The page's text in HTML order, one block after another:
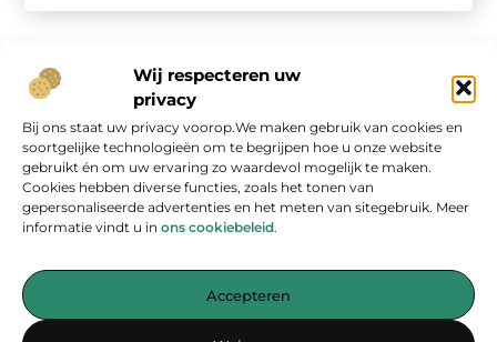
Wij respecteren uw
privacy
Bij ons staat uw privacy voorop.We maken gebruik van cookies en
soortgelijke technologieën om te begrijpen hoe u onze website
gebruikt én om uw ervaring zo waardevol mogelijk te maken.
Cookies hebben diverse functies, zoals het tonen van
gepersonaliseerde advertenties en het meten van sitegebruik. Meer
informatie vindt u in ons cookiebeleid.
Accepteren
Jouw bron voor inspirerende blogs en waardevolle inzichten
Onze informatie